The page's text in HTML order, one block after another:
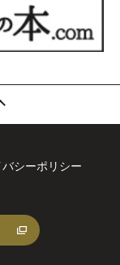
バシーポリシー